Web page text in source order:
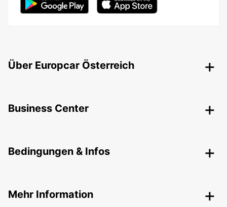
Über Europcar Österreich
Business Center
Bedingungen & Infos
Mehr Information